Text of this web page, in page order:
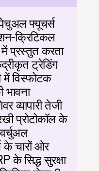
फ्यूचर्स
क्रिटिकल
प्रस्तुत करता
ट्रेडिंग
में विस्फोटक
भावना
व्यापारी तेजी
प्रोटोकॉल के
के चारों ओर
के सिद्ध सुरक्षा